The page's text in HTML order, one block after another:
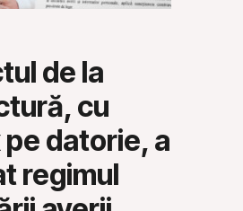
de la
cu
datorie, a
regimul